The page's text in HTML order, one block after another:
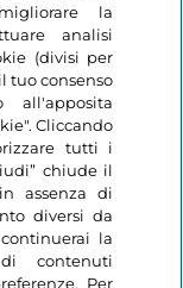
la
analisi
(divisi per
tuo consenso
all'apposita
Cliccando
tutti i
chiude il
assenza di
diversi da
la
contenuti
Per